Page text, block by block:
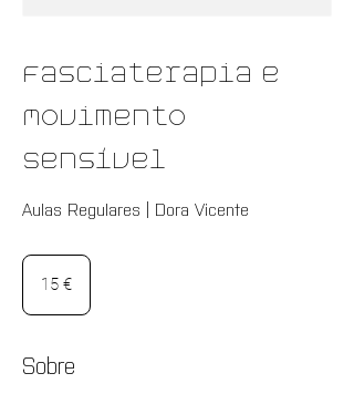
Fasciaterapia e
Movimento
Sensível
Aulas Regulares | Dora Vicente
15
15 €
Sobre